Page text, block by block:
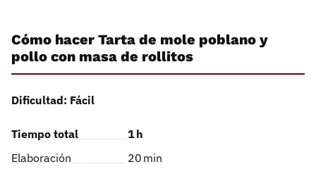
Cómo hacer Tarta de mole poblano y
pollo con masa de rollitos
Dificultad: Fácil
Tiempo total 1h
Elaboración
20 min